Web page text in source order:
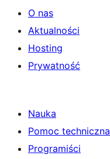
O nas
Aktualności
Hosting
Prywatność
Nauka
Pomoc techniczna
Programiści